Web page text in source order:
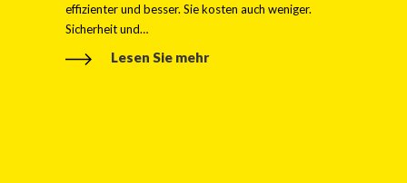
effizienter und besser. Sie kosten auch weniger.
Sicherheit und…
Lesen Sie mehr